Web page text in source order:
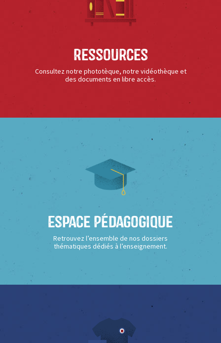
Ressources
Consultez notre phototèque, notre vidéothèque et
des documents en libre accès.
Espace Pédagogique
Retrouvez l’ensemble de nos dossiers
thématiques dédiés à l’enseignement.